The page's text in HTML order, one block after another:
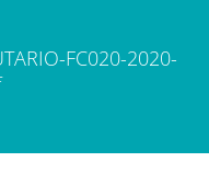
FC020-2020-